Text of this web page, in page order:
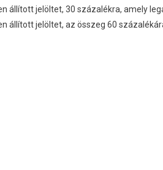
állított jelöltet, 30 százalékra, amely
állított jelöltet, az összeg 60